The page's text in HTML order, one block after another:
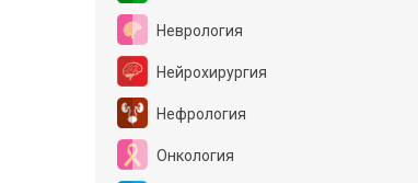
Неврология
Нейрохирургия
Нефрология
Онкология